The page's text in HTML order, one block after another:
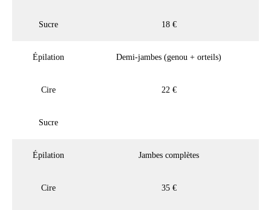
Sucre 18 €
Épilation Demi-jambes (genou + orteils)
Cire 22 €
Sucre
Épilation Jambes complètes
Cire 35 €